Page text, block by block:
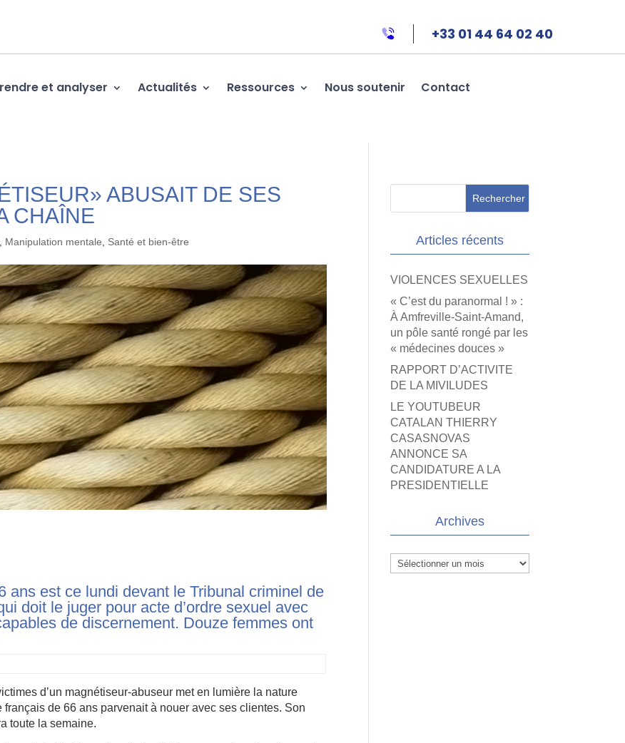
+33 01 44 64 02 40
et analyser Actualités Ressources Nous soutenir Contact
ABUSAIT DE SES
CHAÎNE
Manipulation mentale Santé et bien-être
ans est ce lundi devant le Tribunal criminel de
doit le juger pour acte d’ordre sexuel avec
de discernement. Douze femmes ont
d’un magnétiseur-abuseur met en lumière la nature
de 66 ans parvenait à nouer avec ses clientes. Son
toute la semaine.
Articles récents
VIOLENCES SEXUELLES
« C’est du paranormal ! » :
À Amfreville-Saint-Amand,
un pôle santé rongé par les
« médecines douces »
RAPPORT D’ACTIVITE
DE LA MIVILUDES
LE YOUTUBEUR
CATALAN THIERRY
CASASNOVAS
ANNONCE SA
CANDIDATURE A LA
PRESIDENTIELLE
Archives
Archives